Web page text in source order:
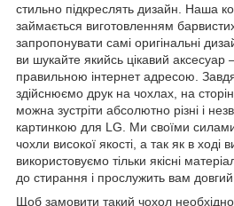
стильно підкреслять дизайн. Наша
займається виготовленням барвистих
запропонувати самі оригінальні
ви шукайте якийсь цікавий аксесуар
правильною інтернет адресою.
здійснюємо друк на чохлах, на
можна зустріти абсолютно різні і
картинкою для LG. Ми своїми
чохли високої якості, а так як в ході
використовуємо тільки якісні
до стирання і прослужить вам довгий
Щоб замовити такий чохол